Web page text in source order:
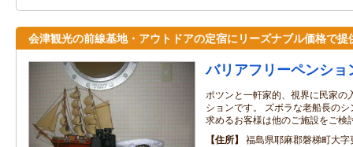
会津観光の前線基地・アウトドアの定宿にリーズナブル価格で提
バリアフリーペンシ
ポツンと一軒家的、視界に民家の
ションです。 ズボラな老船長の
求めるお客様は他のご施設をご検
住所
福島県耶麻郡磐梯町大字